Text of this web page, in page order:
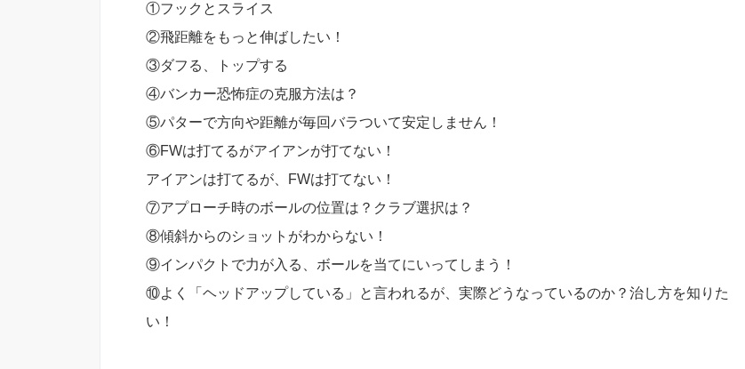
①フックとスライス
②飛距離をもっと伸ばしたい！
③ダフる、トップする
④バンカー恐怖症の克服方法は？
⑤パターで方向や距離が毎回バラついて安定しません！
⑥FWは打てるがアイアンが打てない！
アイアンは打てるが、FWは打てない！
⑦アプローチ時のボールの位置は？クラブ選択は？
⑧傾斜からのショットがわからない！
⑨インパクトで力が入る、ボールを当てにいってしまう！
⑩よく「ヘッドアップしている」と言われるが、実際どうなっているのか？治し方を知りた
い！